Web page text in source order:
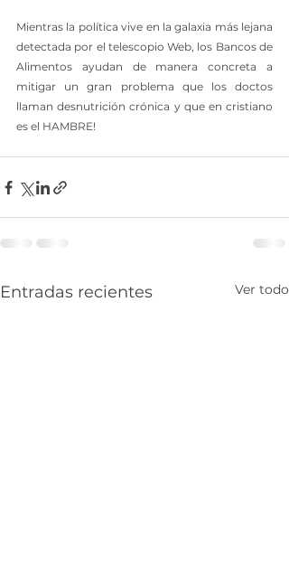
Mientras la política vive en la galaxia más lejana
detectada por el telescopio Web, los Bancos de
Alimentos ayudan de manera concreta a
mitigar un gran problema que los doctos
llaman desnutrición crónica y que en cristiano
es el HAMBRE!
Entradas recientes Ver todo